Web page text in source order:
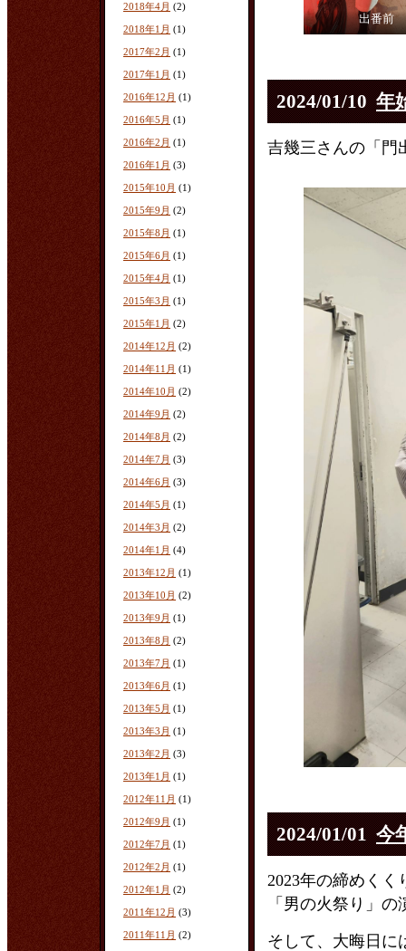
2018年4月 (2)
2018年1月 (1)
2017年2月 (1)
2017年1月 (1)
2016年12月 (1)
2016年5月 (1)
2016年2月 (1)
2016年1月 (3)
2015年10月 (1)
2015年9月 (2)
2015年8月 (1)
2015年6月 (1)
2015年4月 (1)
2015年3月 (1)
2015年1月 (2)
2014年12月 (2)
2014年11月 (1)
2014年10月 (2)
2014年9月 (2)
2014年8月 (2)
2014年7月 (3)
2014年6月 (3)
2014年5月 (1)
2014年3月 (2)
2014年1月 (4)
2013年12月 (1)
2013年10月 (2)
2013年9月 (1)
2013年8月 (2)
2013年7月 (1)
2013年6月 (1)
2013年5月 (1)
2013年3月 (1)
2013年2月 (3)
2013年1月 (1)
2012年11月 (1)
2012年9月 (1)
2012年7月 (1)
2012年2月 (1)
2012年1月 (2)
2011年12月 (3)
2011年11月 (2)
出番前
2024/01/10 年
吉幾三さんの「門
2024/01/01 今
2023年の締めく
「男の火祭り」
そして、大晦日に